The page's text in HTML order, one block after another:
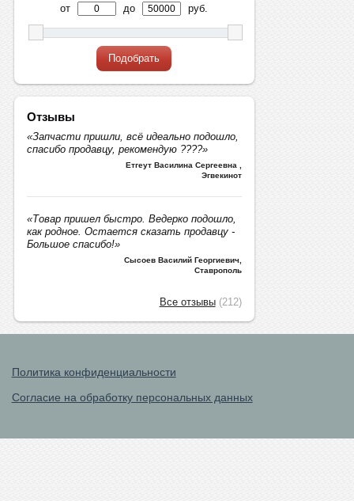
от до руб.
Подобрать
Отзывы
«Запчасти пришли, всё идеально подошло,
спасибо продавцу, рекомендую ????»
Етгеут Василина Сергеевна
Эгвекинот
«Товар пришел быстро. Ведерко подошло,
как родное. Остается сказать продавцу -
Большое спасибо!»
Сысоев Василий Георгиевич,
Ставрополь
Все отзывы(212)
Политика конфиденциальности
Согласие на обработку персональных данных